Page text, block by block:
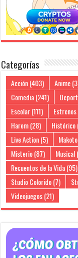
Categorías
Acción(403) Anime
Comedia(241)
Escolar(111) Estrenos
Harem(28) Histórico
Live Action(5)
Misterio(87) Musical
Recuentos de la Vida(95)
Studio Colorido(7)
Videojuegos(21)